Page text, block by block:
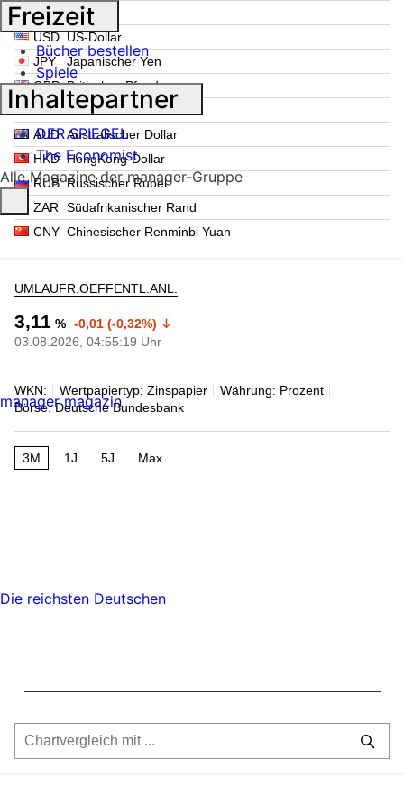
EUR Euro
USD US-Dollar
JPY
Japanischer Yen
GBP Britisches Pfund
CHF Schweizer Franken
AUD Australischer Dollar
HKD HongKong-Dollar
RUB Russischer Rubel
ZAR Südafrikanischer Rand
CNY Chinesischer Renminbi Yuan
UMLAUFR.OEFFENTL.ANL.
3,11 % -0,01 (-0,32%)
03.08.2026, 04:55:19 Uhr
WKN: Wertpapiertyp: Zinspapier
Währung: Prozent
Börse: Deutsche Bundesbank
3M 1J 5J Max
Freizeit
Bücher bestellen
Spiele
Inhaltepartner
DER SPIEGEL
The Economist
Alle Magazine der manager-Gruppe
manager magazin
Die reichsten Deutschen